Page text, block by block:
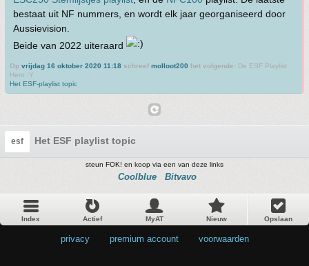
bestaat uit NF nummers, en wordt elk jaar georganiseerd door
Aussievision.
Beide van 2022 uiteraard
Op vrijdag 16 oktober 2020 11:18 schreef molloot200 het volgende: De ESF Playlist
Hero :Y
Het ESF-playlist topic
esf Het ESF playlist topic
steun FOK! en koop via een van deze links
Coolblue Bitvavo
Index Actief MyAT Nieuw Opslaan
privacy premium account voorwaarden